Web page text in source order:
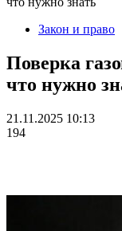
Закон и право
Поверка
что нужно
21.11.2025 10:13
194